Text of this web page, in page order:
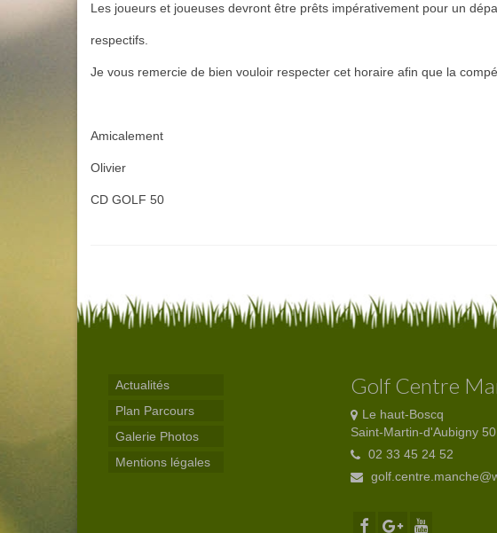
Les joueurs et joueuses devront être prêts impérativement pour un
respectifs.
Je vous remercie de bien vouloir respecter cet horaire afin que la
Amicalement
Olivier
CD GOLF 50
Actualités
Plan Parcours
Galerie Photos
Mentions légales
Golf Centre
Le haut-Boscq
Saint-Martin-d'Aubigny
02 33 45 24 52